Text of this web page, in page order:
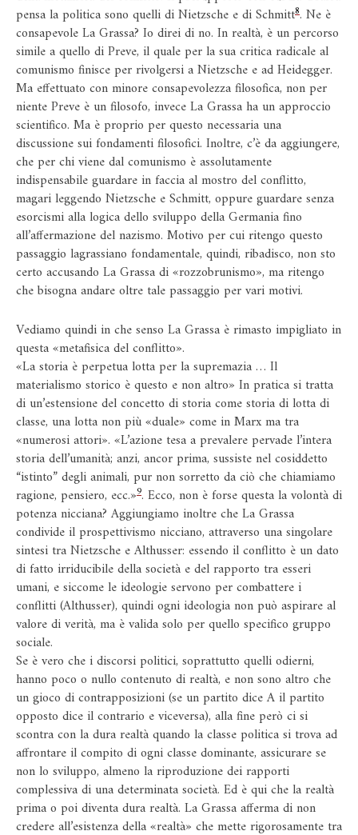
pensa la politica sono quelli di Nietzsche e di Schmitt8. Ne è
consapevole La Grassa? Io direi di no. In realtà, è un percorso
simile a quello di Preve, il quale per la sua critica radicale al
comunismo finisce per rivolgersi a Nietzsche e ad Heidegger.
Ma effettuato con minore consapevolezza filosofica, non per
niente Preve è un filosofo, invece La Grassa ha un approccio
scientifico. Ma è proprio per questo necessaria una
discussione sui fondamenti filosofici. Inoltre, c’è da aggiungere,
che per chi viene dal comunismo è assolutamente
indispensabile guardare in faccia al mostro del conflitto,
magari leggendo Nietzsche e Schmitt, oppure guardare senza
esorcismi alla logica dello sviluppo della Germania fino
all’affermazione del nazismo. Motivo per cui ritengo questo
passaggio lagrassiano fondamentale, quindi, ribadisco, non sto
certo accusando La Grassa di «rozzobrunismo», ma ritengo
che bisogna andare oltre tale passaggio per vari motivi.
Vediamo quindi in che senso La Grassa è rimasto impigliato in
questa «metafisica del conflitto».
«La storia è perpetua lotta per la supremazia … Il
materialismo storico è questo e non altro» In pratica si tratta
di un’estensione del concetto di storia come storia di lotta di
classe, una lotta non più «duale» come in Marx ma tra
«numerosi attori». «L’azione tesa a prevalere pervade l’intera
storia dell’umanità; anzi, ancor prima, sussiste nel cosiddetto
“istinto” degli animali, pur non sorretto da ciò che chiamiamo
ragione, pensiero, ecc.»9. Ecco, non è forse questa la volontà di
potenza nicciana? Aggiungiamo inoltre che La Grassa
condivide il prospettivismo nicciano, attraverso una singolare
sintesi tra Nietzsche e Althusser: essendo il conflitto è un dato
di fatto irriducibile della società e del rapporto tra esseri
umani, e siccome le ideologie servono per combattere i
conflitti (Althusser), quindi ogni ideologia non può aspirare al
valore di verità, ma è valida solo per quello specifico gruppo
sociale.
Se è vero che i discorsi politici, soprattutto quelli odierni,
hanno poco o nullo contenuto di realtà, e non sono altro che
un gioco di contrapposizioni (se un partito dice A il partito
opposto dice il contrario e viceversa), alla fine però ci si
scontra con la dura realtà quando la classe politica si trova ad
affrontare il compito di ogni classe dominante, assicurare se
non lo sviluppo, almeno la riproduzione dei rapporti
complessiva di una determinata società. Ed è qui che la realtà
prima o poi diventa dura realtà. La Grassa afferma di non
credere all’esistenza della «realtà» che mette rigorosamente tra